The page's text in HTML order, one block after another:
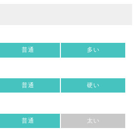
普通 多い
普通 硬い
普通 太い